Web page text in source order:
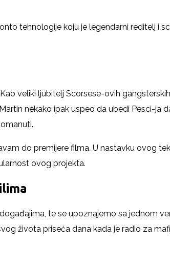
tehnologije koju je legendarni reditelj i
veliki ljubitelj Scorsese-ovih
nekako ipak uspeo da ubedi Pesci-ja
do premijere filma. U nastavku ovog
ovog projekta.
te se upoznajemo sa jednom
života priseća dana kada je radio za